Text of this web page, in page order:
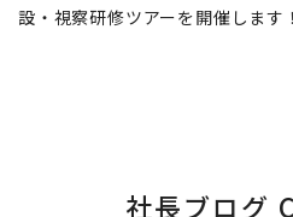
設・視察研修ツアーを開催します！
社長ブログ